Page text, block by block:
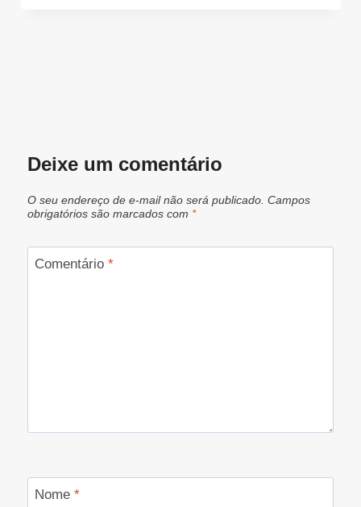
Deixe um comentário
O seu endereço de e-mail não será publicado. Campos
obrigatórios são marcados com *
Comentário *
Nome *